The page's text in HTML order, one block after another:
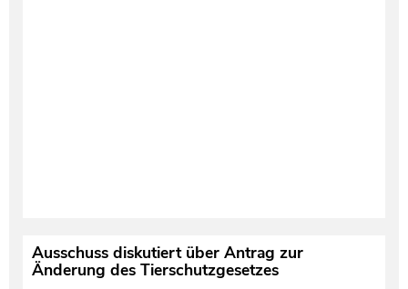
Ausschuss diskutiert über Antrag zur
Änderung des Tierschutzgesetzes